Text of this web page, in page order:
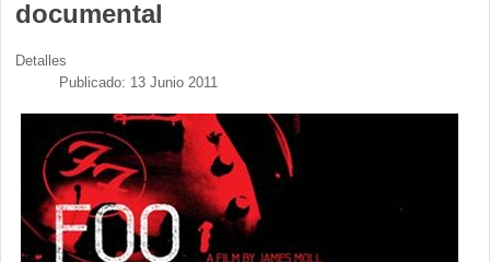
documental
Detalles
Publicado: 13 Junio 2011